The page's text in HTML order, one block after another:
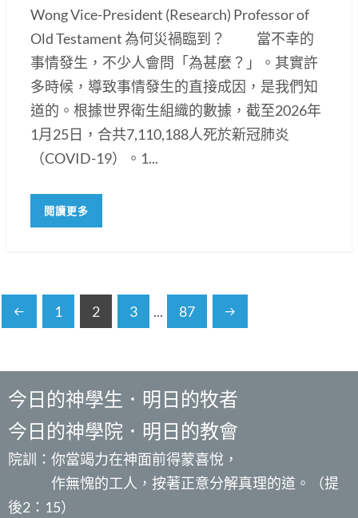
Wong Vice-President (Research) Professor of
Old Testament 為何災禍臨到？ 當不幸的
事情發生，不少人會問「為甚麼？」。其實許
多時候，導致事情發生的直接成因，是我們知
道的。根據世界衛生組織的數據，截至2026年
1月25日，合共7,110,188人死於新冠肺炎
（COVID-19）。1...
閱讀更多
1 2 3 ... 87
今日的神學生．明日的牧者
今日的神學院．明日的教會
院訓：你當竭力在神面前得蒙喜悅，
作無愧的工人，按著正意分解真理的道。（提
後2：15）